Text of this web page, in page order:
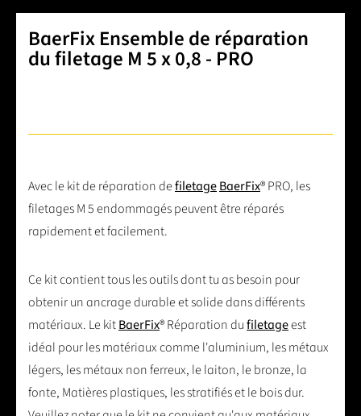
BaerFix Ensemble de réparation
du filetage M 5 x 0,8 - PRO
Avec le kit de réparation defiletageBaerFix® PRO, les
filetages M 5 endommagés peuvent être réparés
rapidement et facilement.
Ce kit contient tous les outils dont tu as besoin pour
obtenir un ancrage durable et solide dans différents
matériaux. Le kitBaerFix® Réparation dufiletageest
idéal pour les matériaux comme l'aluminium, les métaux
légers, les métaux non ferreux, le laiton, le bronze, la
fonte, Matières plastiques, les stratifiés et le bois dur.